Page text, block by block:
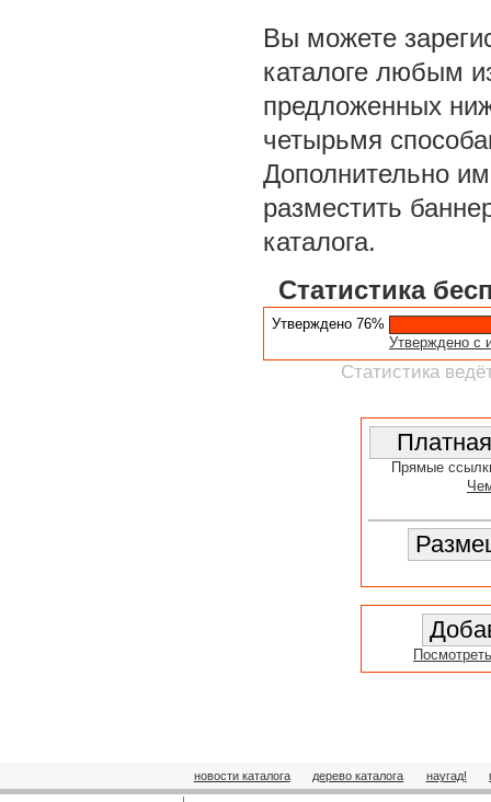
Вы можете
каталоге любым
предложенных
четырьмя
Дополнительно
разместить
каталога.
Статистика
Утверждено 76%
Утверждено с
Статистика
Прямые
новости каталога дерево каталога наугад!